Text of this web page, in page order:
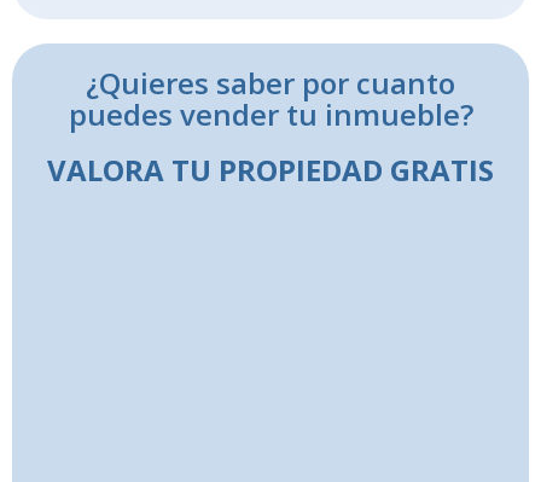
¿Quieres saber por cuanto
puedes vender tu inmueble?
VALORA TU PROPIEDAD GRATIS